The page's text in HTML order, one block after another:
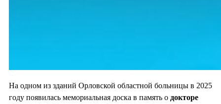
На одном из зданий Орловской областной больницы в 2025
году появилась мемориальная доска в память о докторе